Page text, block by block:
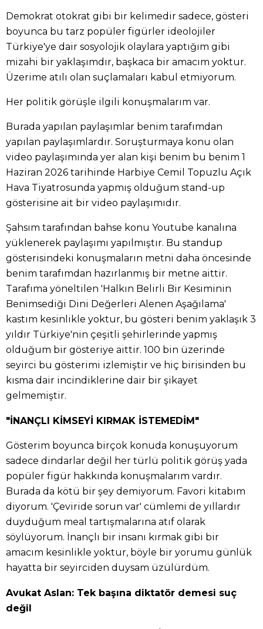
Demokrat otokrat gibi bir kelimedir sadece, gösteri
boyunca bu tarz popüler figürler ideolojiler
Türkiye'ye dair sosyolojik olaylara yaptığım gibi
mizahi bir yaklaşımdır, başkaca bir amacım yoktur.
Üzerime atılı olan suçlamaları kabul etmiyorum.
Her politik görüşle ilgili konuşmalarım var.
Burada yapılan paylaşımlar benim tarafımdan
yapılan paylaşımlardır. Soruşturmaya konu olan
video paylaşımında yer alan kişi benim bu benim 1
Haziran 2026 tarihinde Harbiye Cemil Topuzlu Açık
Hava Tiyatrosunda yapmış olduğum stand-up
gösterisine ait bir video paylaşımıdır.
Şahsım tarafından bahse konu Youtube kanalına
yüklenerek paylaşımı yapılmıştır. Bu standup
gösterisindeki konuşmaların metni daha öncesinde
benim tarafımdan hazırlanmış bir metne aittir.
Tarafıma yöneltilen 'Halkın Belirli Bir Kesiminin
Benimsediği Dini Değerleri Alenen Aşağılama'
kastım kesinlikle yoktur, bu gösteri benim yaklaşık 3
yıldır Türkiye'nin çeşitli şehirlerinde yapmış
olduğum bir gösteriye aittir. 100 bin üzerinde
seyirci bu gösterimi izlemiştir ve hiç birisinden bu
kısma dair incindiklerine dair bir şikayet
gelmemiştir.
"İNANÇLI KİMSEYİ KIRMAK İSTEMEDİM"
Gösterim boyunca birçok konuda konuşuyorum
sadece dindarlar değil her türlü politik görüş yada
popüler figür hakkında konuşmalarım vardır.
Burada da kötü bir şey demiyorum. Favori kitabım
diyorum. 'Çeviride sorun var' cümlemi de yıllardır
duyduğum meal tartışmalarına atıf olarak
söylüyorum. İnançlı bir insanı kırmak gibi bir
amacım kesinlikle yoktur, böyle bir yorumu günlük
hayatta bir seyirciden duysam üzülürdüm.
Avukat Aslan: Tek başına diktatör demesi suç
değil